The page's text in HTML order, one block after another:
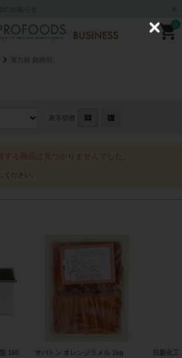
のお知らせ
0
薄力粉 銘柄別
表示切替
る商品は見つかりませんでした。
160 サバトン オレンジラメル 1kg
日新化
C